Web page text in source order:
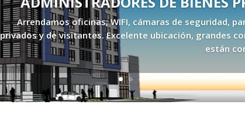
Arrendamos oficinas; WIFI, cámaras de seguridad,
privados y de visitantes. Excelente ubicación, grandes
están